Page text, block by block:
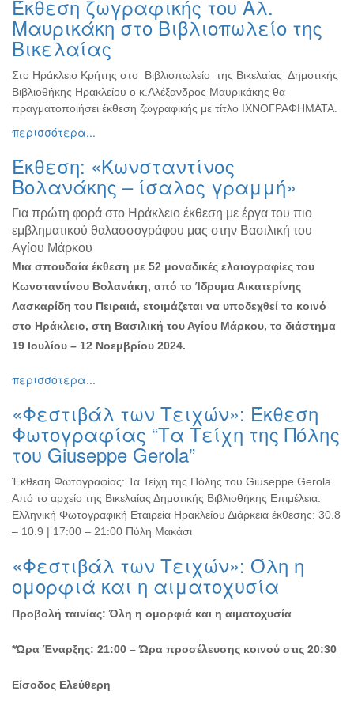
Ζωγραφική
Φωτογραφία
Τραγούδι
Μουσική
Κινηματογράφος
Χορός
Παζάρι
Ειδών
Συνέδρια
Ημερίδες
Διημερίδες
Σεμινάρια-
Διαλέξεις-
Ομιλίες
Διάφορες
για
Παιδιά
Άλλες
Εκδηλώσεις
ΜΑΣ
ΔΗΜΟΣ
ΠΟΛΙΤΙΣΜΟΣ
ΑΝΘΕΚΤΙΚΗ
Έκθεση ζωγραφικής του Αλ.
Μαυρικάκη στο Βιβλιοπωλείο της
Βικελαίας
Στο Ηράκλειο Κρήτης στο Βιβλιοπωλείο της Βικελαίας Δημοτικής
Βιβλιοθήκης Ηρακλείου ο κ.Αλέξανδρος Μαυρικάκης θα
πραγματοποιήσει έκθεση ζωγραφικής με τίτλο ΙΧΝΟΓΡΑΦΗΜΑΤΑ.
περισσότερα...
Έκθεση: «Κωνσταντίνος
Βολανάκης – ίσαλος γραμμή»
Για πρώτη φορά στο Ηράκλειο έκθεση με έργα του πιο
εμβληματικού θαλασσογράφου μας στην Βασιλική του
Αγίου Μάρκου
Μια σπουδαία έκθεση με 52 μοναδικές ελαιογραφίες του
Κωνσταντίνου Βολανάκη, από το Ίδρυμα Αικατερίνης
Λασκαρίδη του Πειραιά, ετοιμάζεται να υποδεχθεί το κοινό
στο Ηράκλειο, στη Βασιλική του Αγίου Μάρκου, το διάστημα
19 Ιουλίου – 12 Νοεμβρίου 2024.
περισσότερα...
«Φεστιβάλ των Τειχών»: Έκθεση
Φωτογραφίας “Τα Τείχη της Πόλης
του Giuseppe Gerola”
Έκθεση Φωτογραφίας: Τα Τείχη της Πόλης του Giuseppe Gerola
Από το αρχείο της Βικελαίας Δημοτικής Βιβλιοθήκης Επιμέλεια:
Ελληνική Φωτογραφική Εταιρεία Ηρακλείου Διάρκεια έκθεσης: 30.8
– 10.9 | 17:00 – 21:00 Πύλη Μακάσι
«Φεστιβάλ των Τειχών»: Όλη η
ομορφιά και η αιματοχυσία
Προβολή ταινίας: Όλη η ομορφιά και η αιματοχυσία
*Ώρα Έναρξης: 21:00 – Ώρα προσέλευσης κοινού στις 20:30
Είσοδος Ελεύθερη